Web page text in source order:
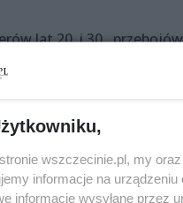
lat 20. i 30.,
porwie słuchaczy
okazję być w Kaskadzie
wszczecinie.pl, my
informacje na
informacje wysyłane przez